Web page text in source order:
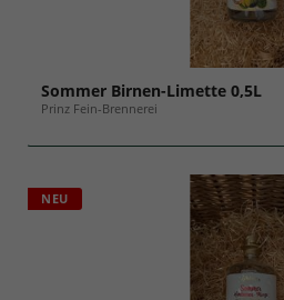
Sommer Birnen-Limette 0,5L
Prinz Fein-Brennerei
NEU